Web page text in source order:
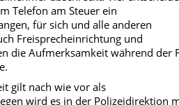
Telefon am Steuer ein
für sich und alle anderen
Freisprecheinrichtung und
die Aufmerksamkeit während der
gilt nach wie vor als
wird es in der Polizeidirektion